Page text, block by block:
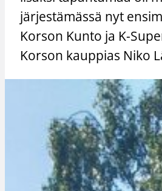
järjestämässä nyt
Korson Kunto ja K-
Korson kauppias Niko